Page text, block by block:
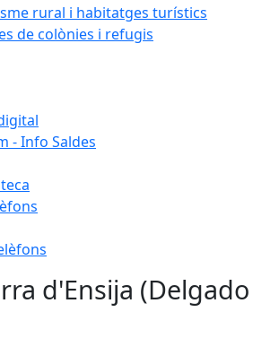
rural i habitatges turístics
de colònies i refugis
- Info Saldes
d'Ensija (Delgado